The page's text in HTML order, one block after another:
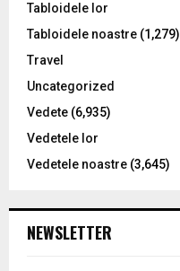
Tabloidele lor
Tabloidele noastre (1,279)
Travel
Uncategorized
Vedete (6,935)
Vedetele lor
Vedetele noastre (3,645)
NEWSLETTER